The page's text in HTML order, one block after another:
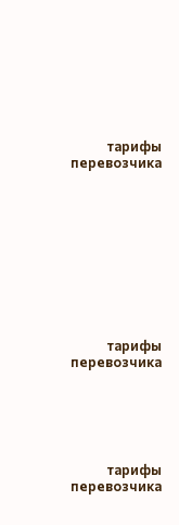
тарифы
перевозчика
тарифы
перевозчика
тарифы
перевозчика